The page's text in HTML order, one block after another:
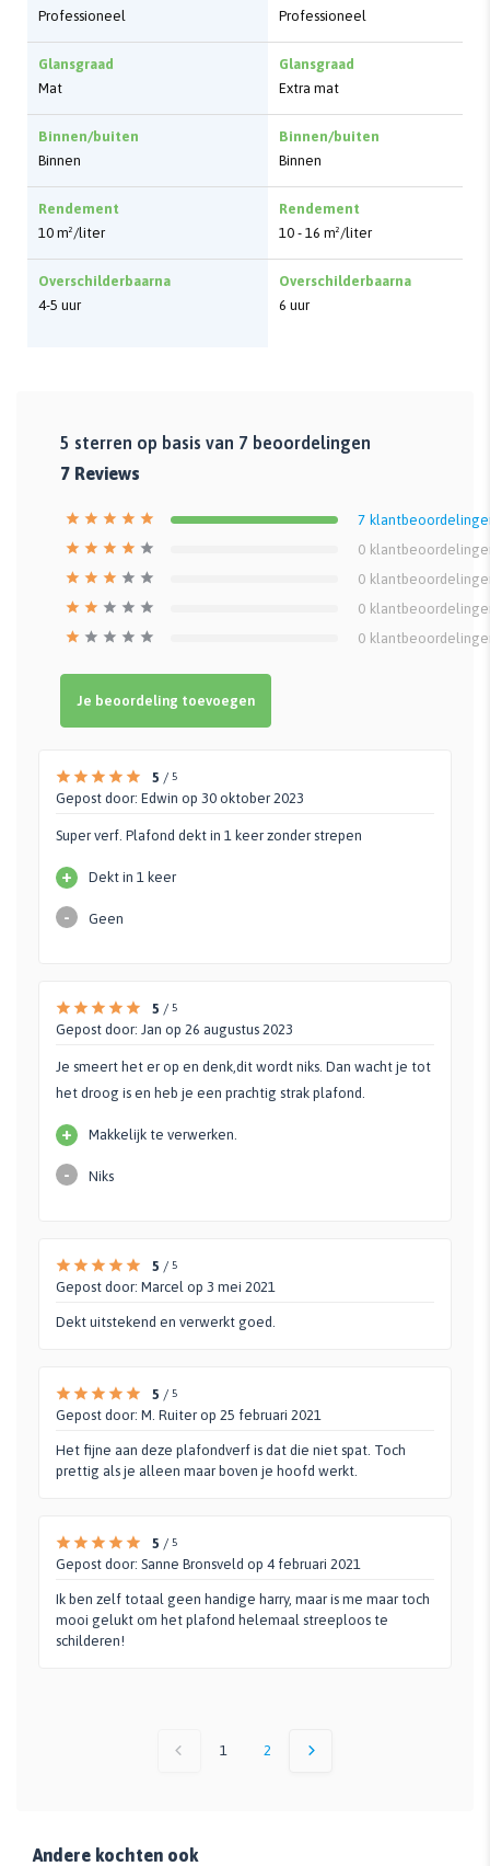
Professioneel
Glansgraad
Mat
Binnen/buiten
Binnen
Rendement
10 m²/liter
Overschilderbaarna
4-5 uur
Professioneel
Glansgraad
Extra mat
Binnen/buiten
Binnen
Rendement
10 - 16 m²/liter
Overschilderbaarna
6 uur
5 sterren op basis van 7 beoordelingen
7 Reviews
7
0
0
0
0
Je beoordeling toevoegen
5 / 5
Gepost door: Edwin op 30 oktober 2023
Super verf. Plafond dekt in 1 keer zonder strepen
+ Dekt in 1 keer
- Geen
5 / 5
Gepost door: Jan op 26 augustus 2023
Je smeert het er op en denk,dit wordt niks. Dan wacht je tot
het droog is en heb je een prachtig strak plafond.
+ Makkelijk te verwerken.
- Niks
5 / 5
Gepost door: Marcel op 3 mei 2021
Dekt uitstekend en verwerkt goed.
5 / 5
Gepost door: M. Ruiter op 25 februari 2021
Het fijne aan deze plafondverf is dat die niet spat. Toch
prettig als je alleen maar boven je hoofd werkt.
5 / 5
Gepost door: Sanne Bronsveld op 4 februari 2021
Ik ben zelf totaal geen handige harry, maar is me maar toch
mooi gelukt om het plafond helemaal streeploos te
schilderen!
1 2
Andere kochten ook